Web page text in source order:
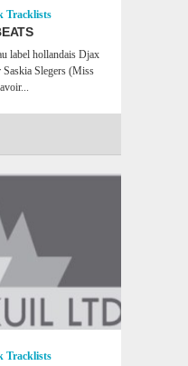
Tracklists
label hollandais Djax
Slegers (Miss
Tracklists